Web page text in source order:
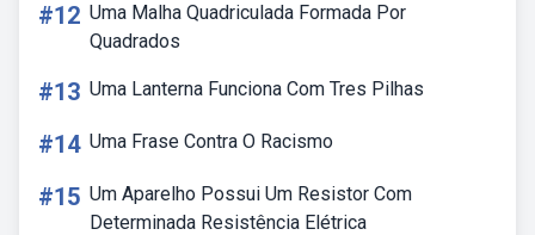
#12 Uma Malha Quadriculada Formada Por
Quadrados
#13 Uma Lanterna Funciona Com Tres Pilhas
#14 Uma Frase Contra O Racismo
#15 Um Aparelho Possui Um Resistor Com
Determinada Resistência Elétrica